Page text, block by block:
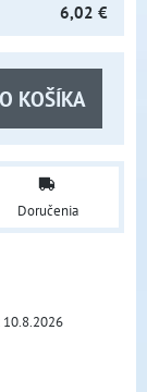
6,02 €
KOŠÍKA
Doručenia
10.8.2026